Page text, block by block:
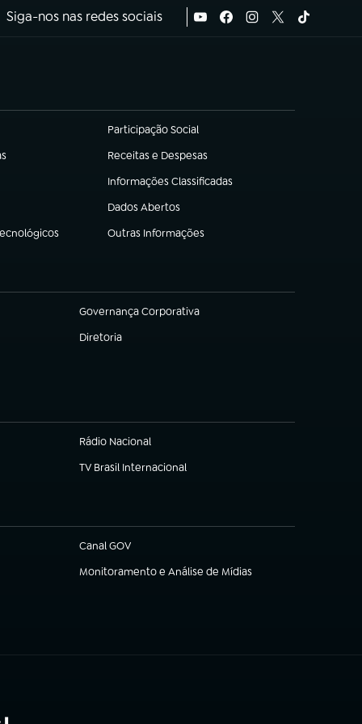
Siga-nos nas redes sociais
Participação Social
(abre em nova aba)
Receitas e Despesas
(abre em nova aba)
Informações Classificadas
(abre em nova aba)
Dados Abertos
(abre em nova aba)
Outras Informações
(abre em nova aba)
Governança Corporativa
(abre em nova aba)
Diretoria
(abre em nova aba)
Rádio Nacional
TV Brasil Internacional
(abre em nova aba)
Canal GOV
(abre em nova aba)
Monitoramento e Análise de Mídias
(abre em nova aba)